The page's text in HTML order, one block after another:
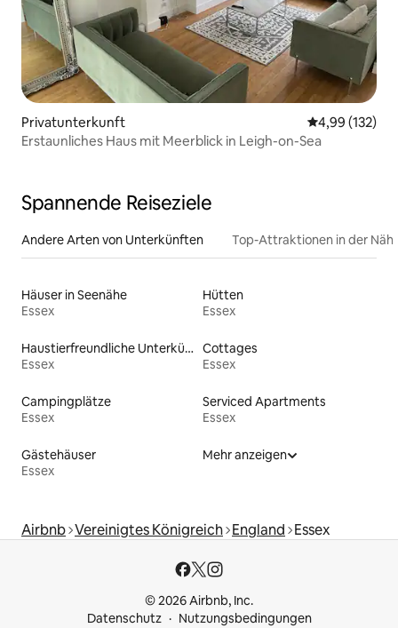
Privatunterkunft
4,99 (132)
Erstaunliches Haus mit Meerblick in Leigh-on-Sea
Spannende Reiseziele
Andere Arten von Unterkünften Top-Attraktionen in der
Häuser in Seenähe
Essex
Hütten
Essex
Haustierfreundliche Unterkünfte
Essex
Cottages
Essex
Campingplätze
Essex
Serviced Apartments
Essex
Gästehäuser
Essex
Mehr anzeigen
Airbnb Vereinigtes Königreich England Essex
© 2026 Airbnb, Inc.
Datenschutz
Nutzungsbedingungen